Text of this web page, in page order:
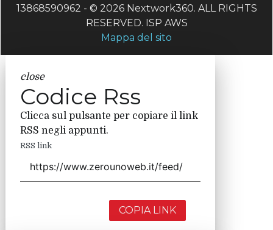
13868590962 - © 2026 Nextwork360. ALL RIGHTS
RESERVED. ISP AWS
Mappa del sito
close
Codice Rss
Clicca sul pulsante per copiare il link
RSS negli appunti.
RSS link
COPIA LINK